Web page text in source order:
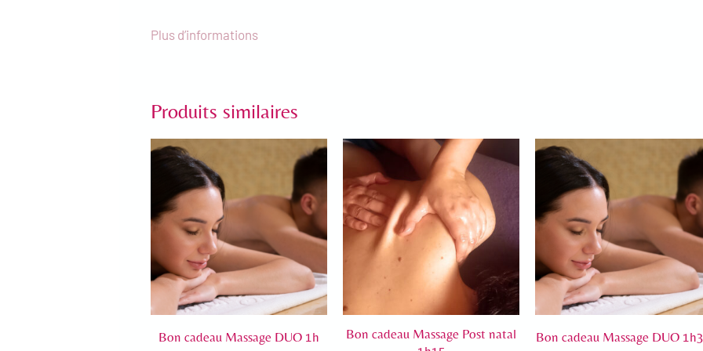
Plus d’informations
Produits similaires
Bon cadeau Massage DUO 1h
Bon cadeau Massage Post natal
Bon cadeau Massage DUO